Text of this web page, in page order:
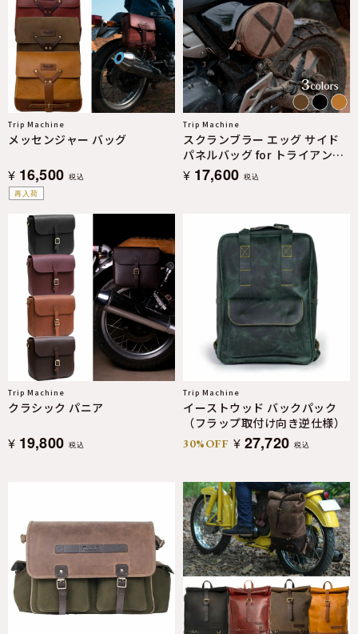
再入荷
Trip Machine
メッセンジャー バッグ
¥ 16,500 税込
Trip Machine
スクランブラー エッグ サイド
パネルバッグ for トライアンフ
スクランブラー400X / XC
¥ 17,600 税込
Trip Machine
クラシック パニア
¥ 19,800 税込
Trip Machine
イーストウッド バックパック
（フラップ取付け向き逆仕様）
30%OFF ¥ 27,720 税込